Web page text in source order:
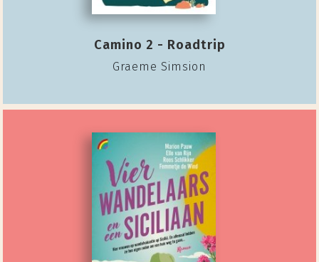
Camino 2 - Roadtrip
Graeme Simsion